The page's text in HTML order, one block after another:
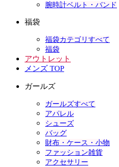
腕時計ベルト・バンド
福袋
福袋カテゴリすべて
福袋
アウトレット
メンズ TOP
ガールズ
ガールズすべて
アパレル
シューズ
バッグ
財布・ケース・小物
ファッション雑貨
アクセサリー